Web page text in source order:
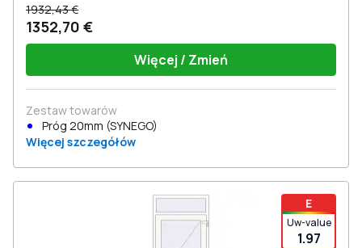
1932,43 €
1352,70 €
Więcej / Zmień
Zestaw towarów
Próg 20mm (SYNEGO)
Więcej szczegółów
E
Uw-value
1.97